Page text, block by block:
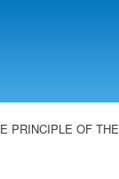
PRINCIPLE OF THE